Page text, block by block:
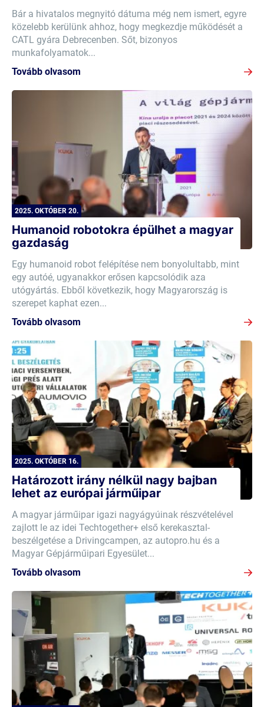
Bár a hivatalos megnyitó dátuma még nem ismert, egyre
közelebb kerülünk ahhoz, hogy megkezdje működését a
CATL gyára Debrecenben. Sőt, bizonyos
munkafolyamatok...
Tovább olvasom
2025. OKTÓBER 20.
Humanoid robotokra épülhet a magyar
gazdaság
Egy humanoid robot felépítése nem bonyolultabb, mint
egy autóé, ugyanakkor erősen kapcsolódik aza
utógyártás. Ebből következik, hogy Magyarország is
szerepet kaphat ezen...
Tovább olvasom
2025. OKTÓBER 16.
Határozott irány nélkül nagy bajban
lehet az európai járműipar
A magyar járműipar igazi nagyágyúinak részvételével
zajlott le az idei Techtogether+ első kerekasztal-
beszélgetése a Drivingcampen, az autopro.hu és a
Magyar Gépjárműipari Egyesület...
Tovább olvasom